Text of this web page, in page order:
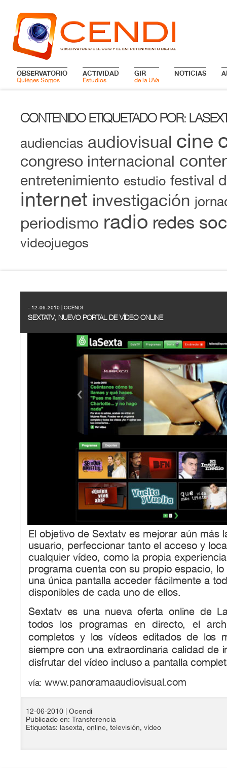
OBSERVATORIO
Quiénes Somos
ACTIVIDAD
Estudios
GIR
de la UVa
NOTICIAS
CONTENIDO ETIQUETADO POR:
audiencias audiovisual cine
congreso internacional
entretenimiento estudio festival
internet investigación
periodismo radio redes
videojuegos
- 12-06-2010 | OCENDI
SEXTATV, NUEVO PORTAL DE VÍDEO ONLINE
El objetivo de Sextatv es mejorar aún más
usuario, perfeccionar tanto el acceso y
cualquier vídeo, como la propia
programa cuenta con su propio espacio,
una única pantalla acceder fácilmente a
disponibles de cada uno de ellos.
Sextatv es una nueva oferta online de
todos los programas en directo, el
completos y los vídeos editados de los
siempre con una extraordinaria calidad de
disfrutar del vídeo incluso a pantalla
vía: www.panoramaaudiovisual.com
12-06-2010
| Ocendi
Publicado en: Transferencia
Etiquetas: lasexta, online, televisión, vídeo